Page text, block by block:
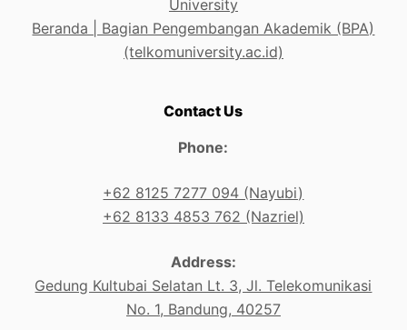
University
Beranda | Bagian Pengembangan Akademik (BPA)
(telkomuniversity.ac.id)
Contact Us
Phone:
+62 8125 7277 094 (Nayubi)
+62 8133 4853 762 (Nazriel)
Address:
Gedung Kultubai Selatan Lt. 3, Jl. Telekomunikasi
No. 1, Bandung, 40257